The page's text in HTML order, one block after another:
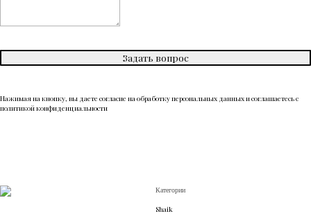
Задать вопрос
Нажимая на кнопку, вы даете согласие на обработку персональных данных и соглашаетесь c
политикой конфиденциальности
Категории
Shaik